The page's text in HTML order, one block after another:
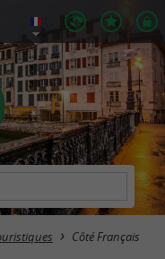
Côté Français